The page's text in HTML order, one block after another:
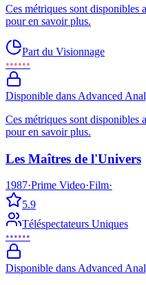
Ces métriques sont
pour en savoir plus.
Part du Visionnage
••••••
Disponible dans Advanced
Ces métriques sont
pour en savoir plus.
Les Maîtres de l'Univers
1987·Prime Video·Film·
5.9
Téléspectateurs Uniques
••••••
Disponible dans Advanced